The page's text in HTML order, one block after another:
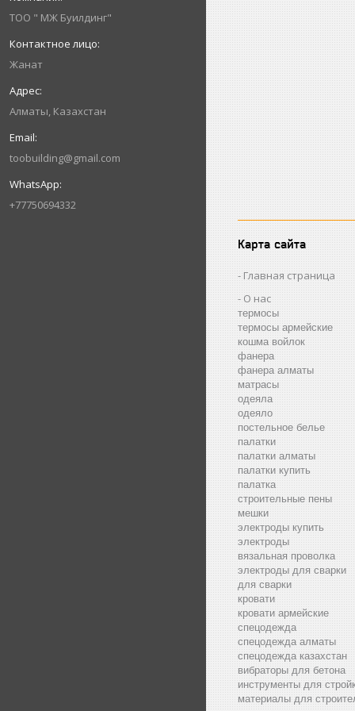
ТОО " МЖ Буилдинг"
Жанат
Алматы, Казахстан
toobuilding@gmail.com
+77750694332
Карта сайта
Главная страница
О нас
термосы
термосы армейские
кошма войлок
фанера
фанера алматы
матрасы
одеяла
одеяло
постельное белье
палатки
палатки алматы
палатки купить
палатка
строительные пены
мешки
электроды купить
электроды
вязальная проволка
электроды для сварки
для сварки
кровати
кровати армейские
спецодежда
спецодежда алматы
спецодежда казахстан
вибраторы для бетона
инструменты для
материалы для